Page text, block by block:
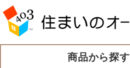
商品から探す